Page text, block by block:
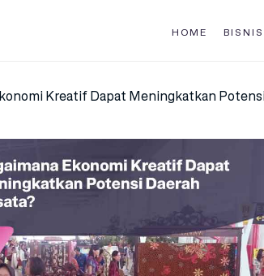
HOME BISNIS
Kreatif Dapat Meningkatkan